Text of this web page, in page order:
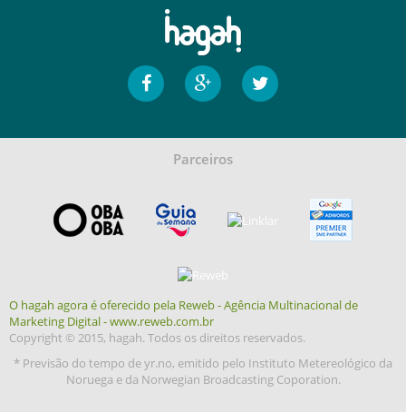
Parceiros
O hagah agora é oferecido pela Reweb - Agência Multinacional de
Marketing Digital - www.reweb.com.br
Copyright © 2015, hagah. Todos os direitos reservados.
* Previsão do tempo de yr.no, emitido pelo Instituto Metereológico da
Noruega e da Norwegian Broadcasting Coporation.